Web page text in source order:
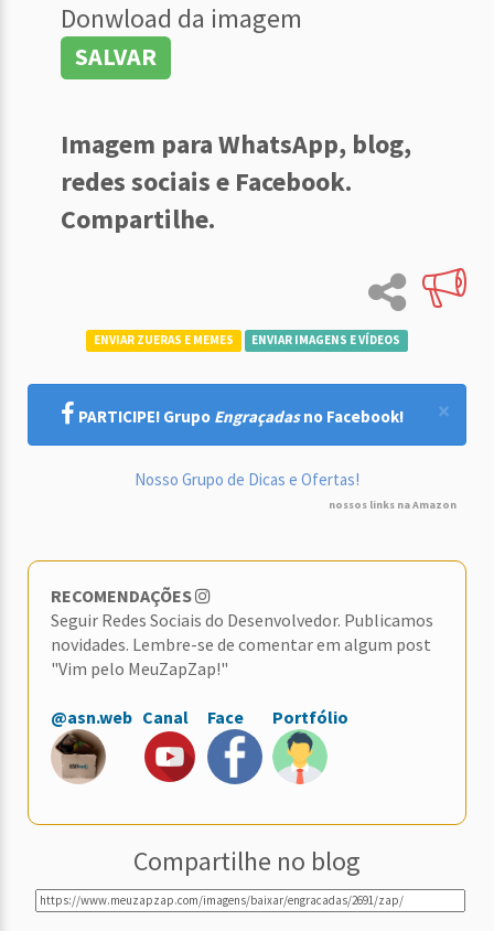
Donwload da imagem
SALVAR
Imagem para WhatsApp, blog,
redes sociais e Facebook.
Compartilhe.
ENVIAR ZUERAS E MEMES ENVIAR IMAGENS E VÍDEOS
×
PARTICIPE! Grupo Engraçadasno Facebook!
Nosso Grupo de Dicas e Ofertas!
nossos links na Amazon
RECOMENDAÇÕES
Seguir Redes Sociais do Desenvolvedor. Publicamos
novidades. Lembre-se de comentar em algum post
"Vim pelo MeuZapZap!"
@asn.web Canal Face Portfólio
Compartilhe no blog